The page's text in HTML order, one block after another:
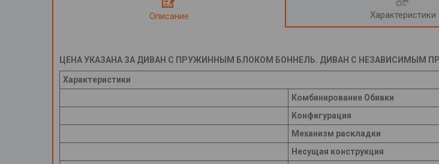
Описание Характеристики
ЦЕНА УКАЗАНА ЗА ДИВАН С ПРУЖИННЫМ БЛОКОМ БОННЕЛЬ. ДИВАН С НЕЗАВИСИМЫМ
Характеристики
Комбинирование Обивки
Конфигурация
Механизм раскладки
Несущая конструкция